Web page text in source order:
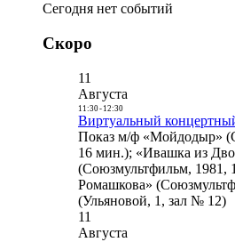
Сегодня нет событий
Скоро
11
Августа
11:30- 12:30
Виртуальный
Показ м/ф «Мойдодыр»
16 мин.); «Ивашка из
(Союзмультфильм, 1981,
Ромашкова»
(Ульяновой, 1, зал № 12)
11
Августа